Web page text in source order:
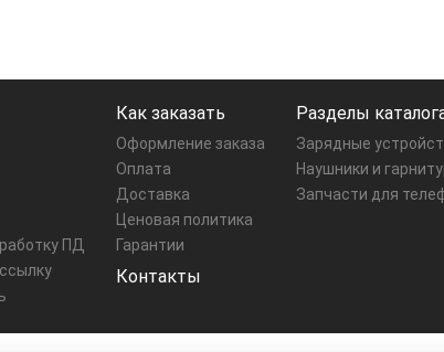
ПД
Как заказать
Оформление заказа
Оплата
Доставка
Ценовая политика
Гарантии
Контакты
Разделы
Зарядные
Наушники и
Запчасти для